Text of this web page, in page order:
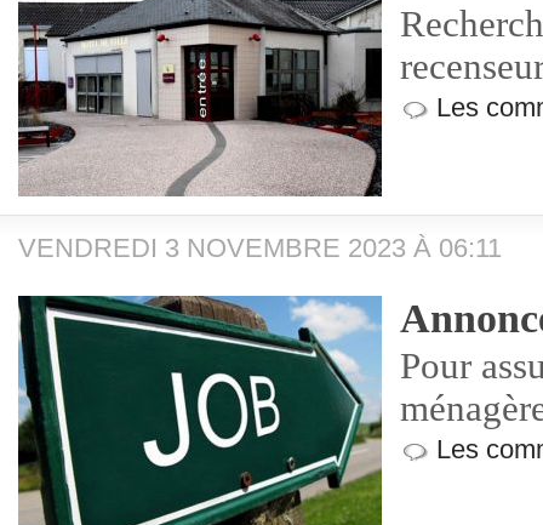
Les
VENDREDI 3 NOVEMBRE 2023 À 06:11
Pour
Les